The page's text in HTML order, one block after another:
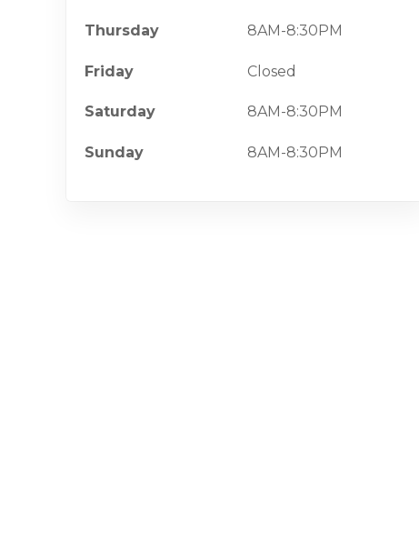
Thursday 8AM-8:30PM
Friday Closed
Saturday 8AM-8:30PM
Sunday 8AM-8:30PM